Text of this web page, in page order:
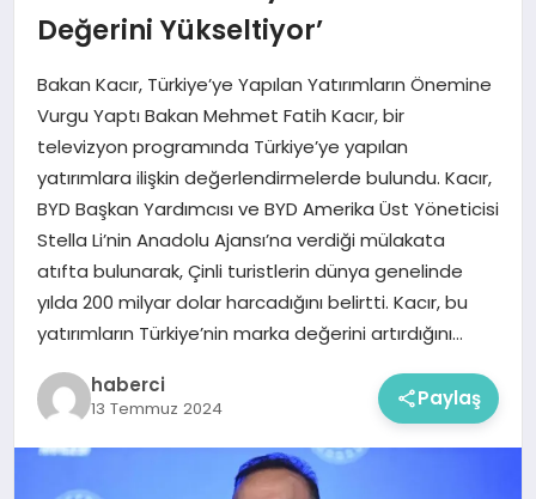
TEKNOLOJI
YAŞAM
Değerini Yükseltiyor’
Bakan Kacır, Türkiye’ye Yapılan Yatırımların Önemine
Vurgu Yaptı Bakan Mehmet Fatih Kacır, bir
televizyon programında Türkiye’ye yapılan
yatırımlara ilişkin değerlendirmelerde bulundu. Kacır,
BYD Başkan Yardımcısı ve BYD Amerika Üst Yöneticisi
Stella Li’nin Anadolu Ajansı’na verdiği mülakata
atıfta bulunarak, Çinli turistlerin dünya genelinde
yılda 200 milyar dolar harcadığını belirtti. Kacır, bu
yatırımların Türkiye’nin marka değerini artırdığını…
haberci
13 Temmuz 2024 Paylaş